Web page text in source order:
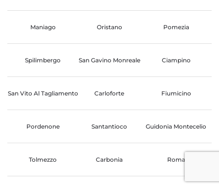
Maniago Oristano Pomezia
Spilimbergo San Gavino Monreale Ciampino
San Vito Al Tagliamento Carloforte Fiumicino
Pordenone Santantioco Guidonia Montecelio
Tolmezzo Carbonia Roma